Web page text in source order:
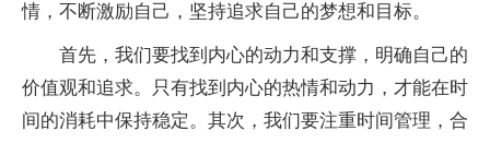
情，不断激励自己，坚持追求自己的梦想和目标。
首先，我们要找到内心的动力和支撑，明确自己的
价值观和追求。只有找到内心的热情和动力，才能在时
间的消耗中保持稳定。其次，我们要注重时间管理，合